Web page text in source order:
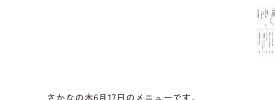
さかなの木6月17日のメニューです。